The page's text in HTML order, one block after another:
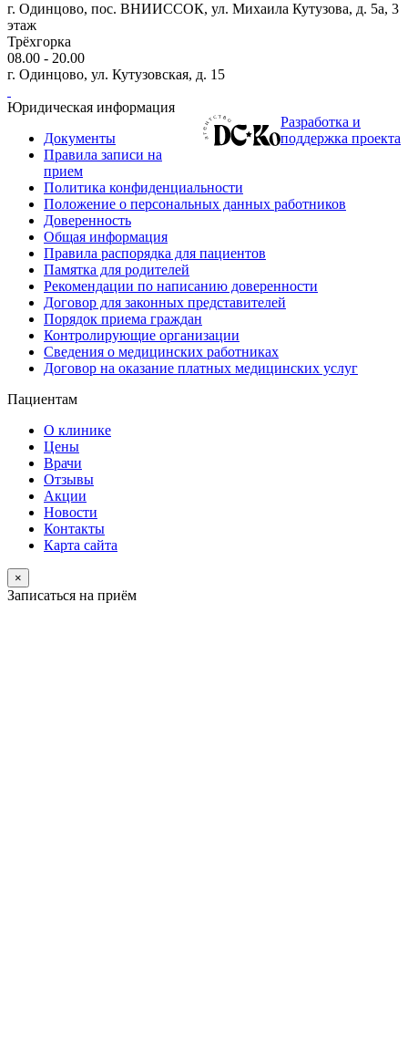
г. Одинцово, пос. ВНИИССОК, ул. Михаила Кутузова, д. 5а, 3
этаж
Трёхгорка
08.00 - 20.00
г. Одинцово, ул. Кутузовская, д. 15
Разработка и
поддержка проекта
Юридическая информация
Документы
Правила записи на
прием
Политика конфиденциальности
Положение о персональных данных работников
Доверенность
Общая информация
Правила распорядка для пациентов
Памятка для родителей
Рекомендации по написанию доверенности
Договор для законных представителей
Порядок приема граждан
Контролирующие организации
Сведения о медицинских работниках
Договор на оказание платных медицинских услуг
Пациентам
О клинике
Цены
Врачи
Отзывы
Акции
Новости
Контакты
Карта сайта
×
Записаться на приём